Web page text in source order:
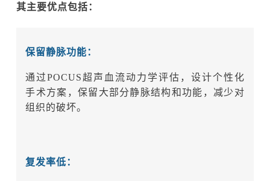
其主要优点包括：
保留静脉功能：
通过POCUS超声血流动力学评估，设计个性化
手术方案，保留大部分静脉结构和功能，减少对
组织的破坏。
复发率低：